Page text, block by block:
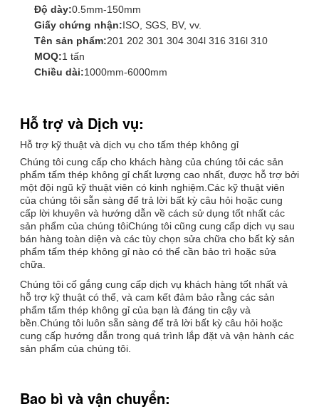
Độ dày:0.5mm-150mm
Giấy chứng nhận:ISO, SGS, BV, vv.
Tên sản phẩm:201 202 301 304 304l 316 316l 310
MOQ:1 tấn
Chiều dài:1000mm-6000mm
Hỗ trợ và Dịch vụ:
Hỗ trợ kỹ thuật và dịch vụ cho tấm thép không gỉ
Chúng tôi cung cấp cho khách hàng của chúng tôi các sản
phẩm tấm thép không gỉ chất lượng cao nhất, được hỗ trợ bởi
một đội ngũ kỹ thuật viên có kinh nghiệm.Các kỹ thuật viên
của chúng tôi sẵn sàng để trả lời bất kỳ câu hỏi hoặc cung
cấp lời khuyên và hướng dẫn về cách sử dụng tốt nhất các
sản phẩm của chúng tôiChúng tôi cũng cung cấp dịch vụ sau
bán hàng toàn diện và các tùy chọn sửa chữa cho bất kỳ sản
phẩm tấm thép không gỉ nào có thể cần bảo trì hoặc sửa
chữa.
Chúng tôi cố gắng cung cấp dịch vụ khách hàng tốt nhất và
hỗ trợ kỹ thuật có thể, và cam kết đảm bảo rằng các sản
phẩm tấm thép không gỉ của bạn là đáng tin cậy và
bền.Chúng tôi luôn sẵn sàng để trả lời bất kỳ câu hỏi hoặc
cung cấp hướng dẫn trong quá trình lắp đặt và vận hành các
sản phẩm của chúng tôi.
Bao bì và vận chuyển: